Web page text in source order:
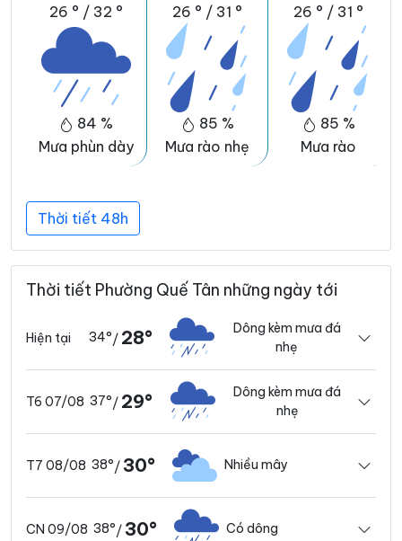
26 ° / 32 °
84 %
Mưa phùn dày
26 ° / 31 °
85 %
Mưa rào nhẹ
26 ° / 31 °
85 %
Mưa rào
Thời tiết 48h
Thời tiết Phường Quế Tân những ngày tới
Hiện tại 34°/ 28°
Dông kèm mưa đá
nhẹ
T6 07/08 37°/ 29°
Dông kèm mưa đá
nhẹ
T7 08/08 38°/30° Nhiều mây
CN 09/08 38°/30° Có dông